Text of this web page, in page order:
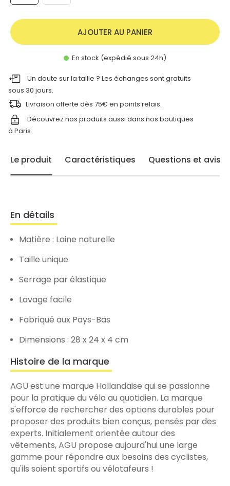
AJOUTER AU PANIER
En stock (expédié sous 24h)
Un doute sur la taille ? Les échanges sont gratuits
sous 30 jours.
Livraison offerte dès 75€ en points relais.
Découvrez nos produits aussi dans nos boutiques
à Paris.
Le produit Caractéristiques Questions et avis
En détails
Matière : Laine naturelle
Taille unique
Serrage par élastique
Lavage facile
Fabriqué aux Pays-Bas
Dimensions : 28 x 24 x 4 cm
Histoire de la marque
AGU est une marque Hollandaise qui se passionne
pour la pratique du vélo au quotidien. La marque
s'efforce de rechercher des options durables pour
proposer des produits bien conçus, pensés par des
experts. Initialement orientée autour des
vêtements, AGU propose aujourd'hui une large
gamme pour répondre aux besoins des cyclistes,
qu'ils soient sportifs ou vélotafeurs !